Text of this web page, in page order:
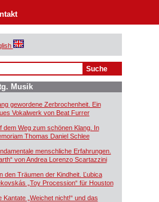
Musik
gewordene Zerbrochenheit. Ein
Vokalwerk von Beat Furrer
dem Weg zum schönen Klang. In
Thomas Daniel Schlee
menschliche Erfahrungen.
von Andrea Lorenzo Scartazzini
den Träumen der Kindheit. Ľubica
„Toy Procession“ für Houston
Kantate „Weichet nicht!“ und das